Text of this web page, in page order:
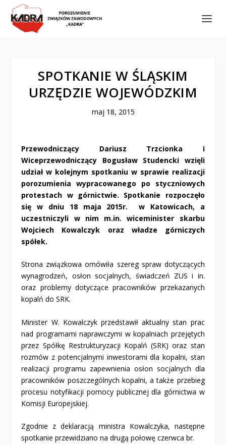
SPOTKANIE W ŚLĄSKIM
URZĘDZIE WOJEWÓDZKIM
maj 18, 2015
Przewodniczący Dariusz Trzcionka i
Wiceprzewodniczący Bogusław Studencki wzięli
udział w kolejnym spotkaniu w sprawie realizacji
porozumienia wypracowanego po styczniowych
protestach w górnictwie. Spotkanie rozpoczęło
się w dniu 18 maja 2015r. w Katowicach, a
uczestniczyli w nim m.in. wiceminister skarbu
Wojciech Kowalczyk oraz władze górniczych
spółek.
Strona związkowa omówiła szereg spraw dotyczących
wynagrodzeń, osłon socjalnych, świadczeń ZUS i in.
oraz problemy dotyczące pracowników przekazanych
kopalń do SRK.
Minister W. Kowalczyk przedstawił aktualny stan prac
nad programami naprawczymi w kopalniach przejętych
przez Spółkę Restrukturyzacji Kopalń (SRK) oraz stan
rozmów z potencjalnymi inwestorami dla kopalni, stan
realizacji programu zapewnienia osłon socjalnych dla
pracowników poszczególnych kopalni, a także przebieg
procesu notyfikacji pomocy publicznej dla górnictwa w
Komisji Europejskiej.
Zgodnie z deklaracją ministra Kowalczyka, następne
spotkanie przewidziano na drugą połowę czerwca br.